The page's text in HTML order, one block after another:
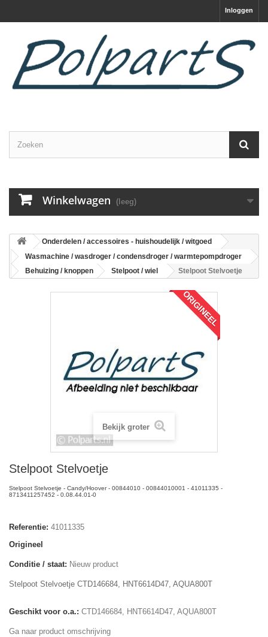
Inloggen
Winkelwagen (leeg)
Onderdelen / accessoires - huishoudelijk / witgoed
Wasmachine / wasdroger / condensdroger / warmtepompdroger
Behuizing / knoppen
Stelpoot / wiel Stelpoot Stelvoetje
ORIGINEEL
Bekijk groter
Stelpoot Stelvoetje
Stelpoot Stelvoetje - Candy/Hoover - 00844010 - 00844010001 - 41011335 -
8713411257452 - 0.08.44.01-0
Referentie: 41011335
Origineel
Conditie / staat: Nieuw product
Stelpoot Stelvoetje CTD146684, HNT6614D47, AQUA800T
Geschikt voor o.a.: CTD146684, HNT6614D47, AQUA800T
Ga naar product omschrijving